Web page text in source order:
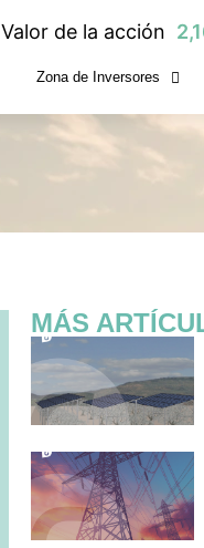
Valor de la acción
Zona de Inversores
MÁS